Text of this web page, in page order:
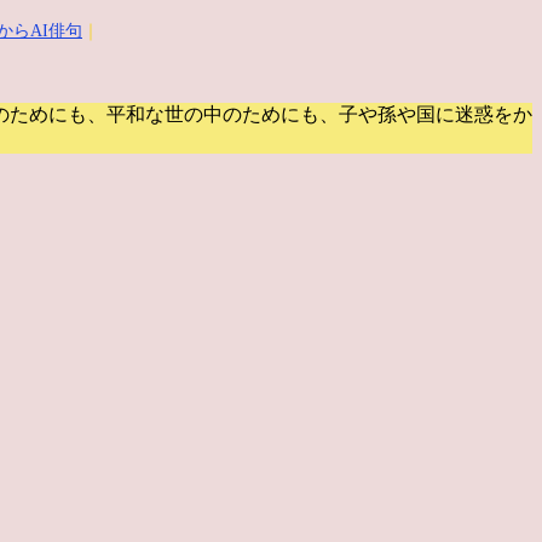
らAI俳句
ためにも、平和な世の中のためにも、子や孫や国に迷惑をか